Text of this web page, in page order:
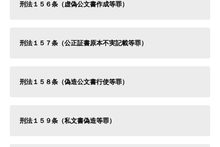
刑法１５６条（虚偽公文書作成等罪）
刑法１５７条（公正証書原本不実記載等罪）
刑法１５８条（偽造公文書行使等罪）
刑法１５９条（私文書偽造等罪）